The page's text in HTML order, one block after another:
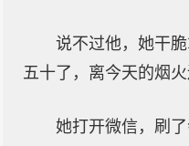
说不过他，她干
五十了，离今天的烟火
她打开微信，刷